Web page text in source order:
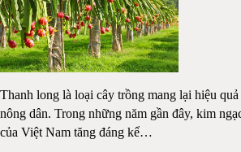
Thanh long là loại cây trồng mang lại hiệu
nông dân. Trong những năm gần đây, kim
của Việt Nam tăng đáng kể…